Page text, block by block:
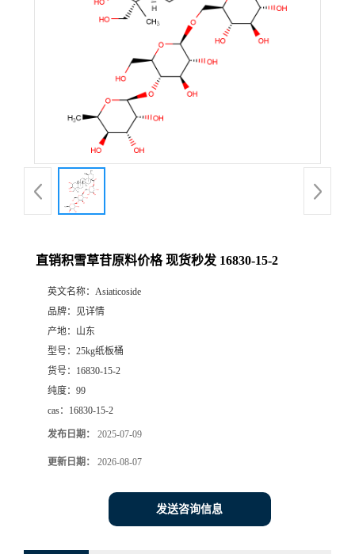
直销积雪草苷原料价格 现货秒发 16830-15-2
英文名称： Asiaticoside
品牌：
见详情
产地： 山东
型号： 25kg纸板桶
货号： 16830-15-2
纯度： 99
cas： 16830-15-2
发布日期： 2025-07-09
更新日期： 2026-08-07
发送咨询信息